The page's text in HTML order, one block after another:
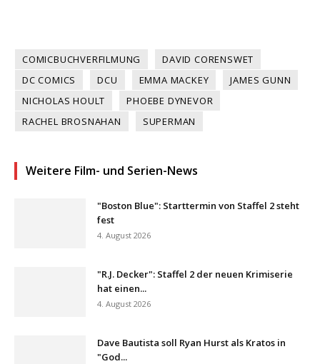
COMICBUCHVERFILMUNG
DAVID CORENSWET
DC COMICS
DCU EMMA MACKEY
JAMES GUNN
NICHOLAS HOULT
PHOEBE DYNEVOR
RACHEL BROSNAHAN
SUPERMAN
Weitere Film- und Serien-News
"Boston Blue": Starttermin von Staffel 2 steht
fest
4. August 2026
"R.J. Decker": Staffel 2 der neuen Krimiserie
hat einen...
4. August 2026
Dave Bautista soll Ryan Hurst als Kratos in
"God...